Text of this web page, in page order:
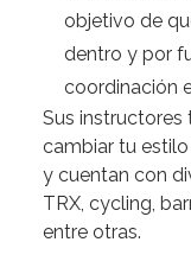
objetivo de
dentro y por
coordinación
Sus instructores
cambiar tu
y cuentan con
TRX, cycling,
entre otras.